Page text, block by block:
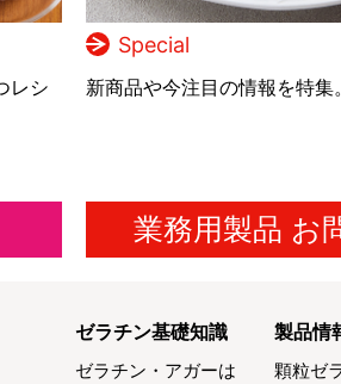
レシ
Special
新商品や今注目の情報を特集
業務用製品 お
ゼラチン基礎知識
ゼラチン・アガーは
製品情
顆粒ゼ